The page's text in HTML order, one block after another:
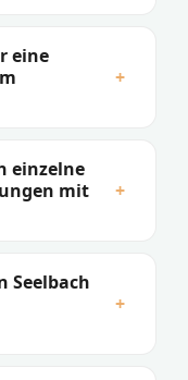
eine
+
einzelne
mit
+
Seelbach
+